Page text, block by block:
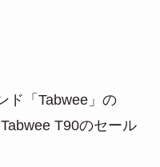
ド「Tabwee」の
T90のセール